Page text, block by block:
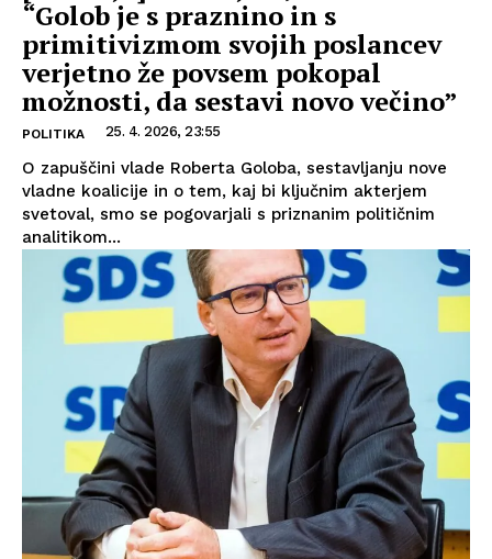
“Golob je s praznino in s
primitivizmom svojih poslancev
verjetno že povsem pokopal
možnosti, da sestavi novo večino”
POLITIKA 25. 4. 2026, 23:55
O zapuščini vlade Roberta Goloba, sestavljanju nove
vladne koalicije in o tem, kaj bi ključnim akterjem
svetoval, smo se pogovarjali s priznanim političnim
analitikom...